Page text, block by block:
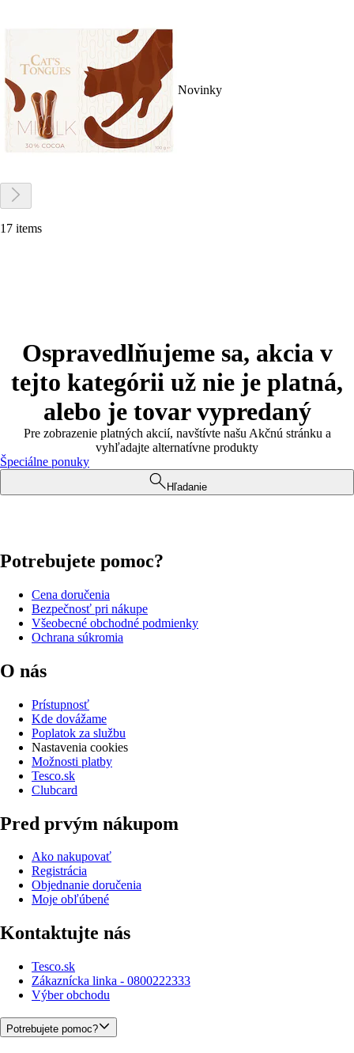
Novinky
17 items
Ospravedlňujeme sa, akcia v
tejto kategórii už nie je platná,
alebo je tovar vypredaný
Pre zobrazenie platných akcií, navštívte našu Akčnú stránku a
vyhľadajte alternatívne produkty
Špeciálne ponuky
Hľadanie
Potrebujete pomoc?
Cena doručenia
Bezpečnosť pri nákupe
Všeobecné obchodné podmienky
Ochrana súkromia
O nás
Prístupnosť
Kde dovážame
Poplatok za službu
Nastavenia cookies
Možnosti platby
Tesco.sk
Clubcard
Pred prvým nákupom
Ako nakupovať
Registrácia
Objednanie doručenia
Moje obľúbené
Kontaktujte nás
Tesco.sk
Zákaznícka linka - 0800222333
Výber obchodu
Potrebujete pomoc?